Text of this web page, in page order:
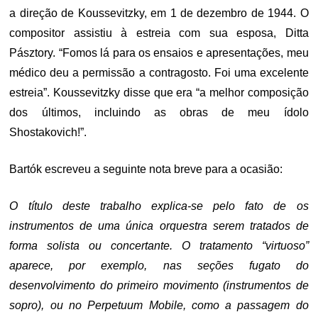
a direção de Koussevitzky, em 1 de dezembro de 1944. O
compositor assistiu à estreia com sua esposa, Ditta
Pásztory. “Fomos lá para os ensaios e apresentações, meu
médico deu a permissão a contragosto. Foi uma excelente
estreia”. Koussevitzky disse que era “a melhor composição
dos últimos, incluindo as obras de meu ídolo
Shostakovich!”.
Bartók escreveu a seguinte nota breve para a ocasião:
O título deste trabalho explica-se pelo fato de os
instrumentos de uma única orquestra serem tratados de
forma solista ou concertante. O tratamento “virtuoso”
aparece, por exemplo, nas seções fugato do
desenvolvimento do primeiro movimento (instrumentos de
sopro), ou no Perpetuum Mobile, como a passagem do